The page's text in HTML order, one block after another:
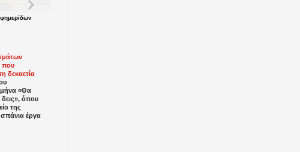
που
δεκαετία
μήνα «Θα
δεις», όπου
της
σπάνια έργα